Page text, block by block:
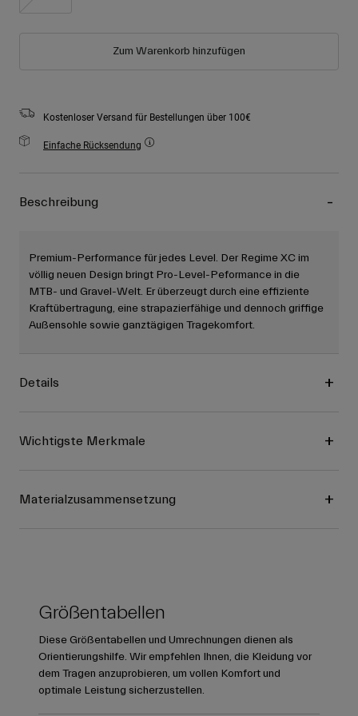
Zum Warenkorb hinzufügen
Kostenloser Versand für Bestellungen über 100€
Einfache Rücksendung
Beschreibung
Premium-Performance für jedes Level. Der Regime XC im
völlig neuen Design bringt Pro-Level-Peformance in die
MTB- und Gravel-Welt. Er überzeugt durch eine effiziente
Kraftübertragung, eine strapazierfähige und dennoch griffige
Außensohle sowie ganztägigen Tragekomfort.
Details
Wichtigste Merkmale
Materialzusammensetzung
Größentabellen
Diese Größentabellen und Umrechnungen dienen als
Orientierungshilfe. Wir empfehlen Ihnen, die Kleidung vor
dem Tragen anzuprobieren, um vollen Komfort und
optimale Leistung sicherzustellen.